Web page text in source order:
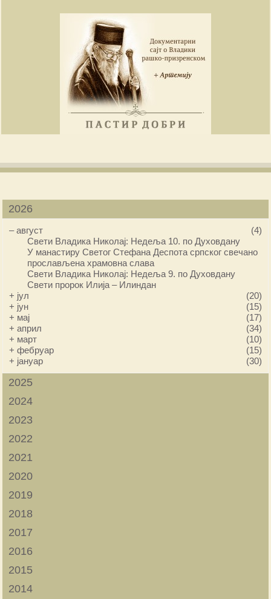
2026
–август
(4)
Свети Владика Николај: Недеља 10. по Духовдану
У манастиру Светог Стефана Деспота српског свечано
прослављена храмовна слава
Свети Владика Николај: Недеља 9. по Духовдану
Свети пророк Илија – Илиндан
+ јул
(20)
+ јун
(15)
+ мај
(17)
+април
(34)
+ март
(10)
+фебруар
(15)
+ јануар (30)
2025
2024
2023
2022
2021
2020
2019
2018
2017
2016
2015
2014